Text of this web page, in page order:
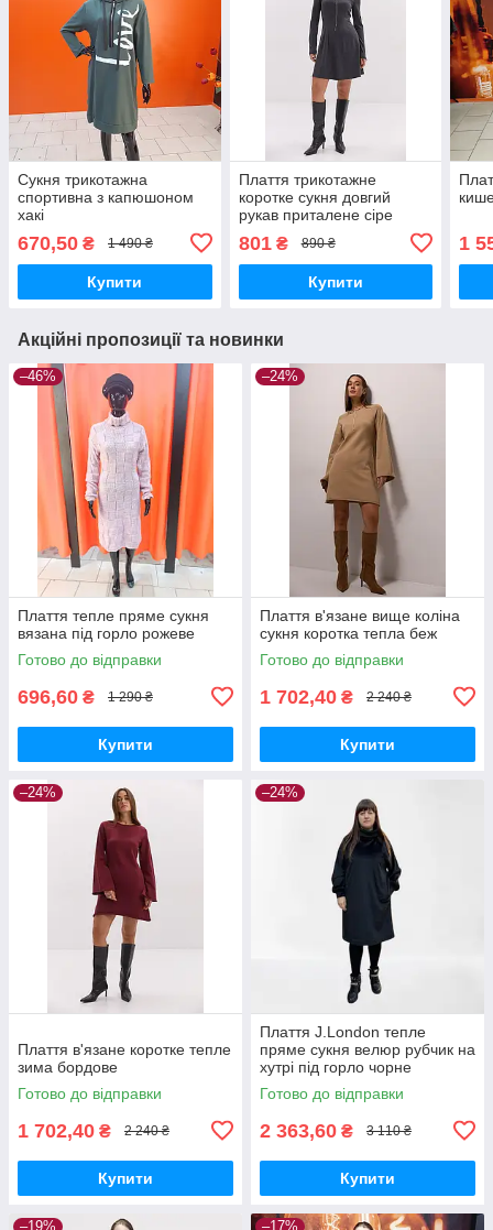
Сукня трикотажна
спортивна з капюшоном
хакі
670,50 ₴ 1 490 ₴
Купити
Плаття трикотажне
коротке сукня довгий
рукав приталене сіре
801₴ 890 ₴
Купити
1
Акційні пропозиції та новинки
–46%
Плаття тепле пряме сукня
вязана під горло рожеве
Готово до відправки
696,60 ₴ 1 290 ₴
Купити
–24%
Плаття в'язане вище коліна
сукня коротка тепла беж
Готово до відправки
1 702,40 ₴ 2 240 ₴
Купити
–24%
Плаття в'язане коротке тепле
зима бордове
Готово до відправки
1 702,40 ₴ 2 240 ₴
Купити
–24%
Плаття J.London тепле
пряме сукня велюр рубчик на
хутрі під горло чорне
Готово до відправки
2 363,60 ₴ 3 110 ₴
Купити
–19% –17%